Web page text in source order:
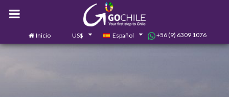
Inicio US$ Español +56 (9) 6309 1076